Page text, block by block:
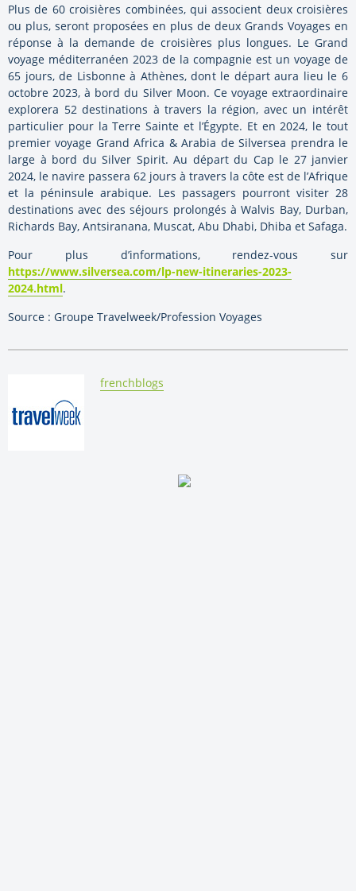
Plus de 60 croisières combinées, qui associent deux croisières
ou plus, seront proposées en plus de deux Grands Voyages en
réponse à la demande de croisières plus longues. Le Grand
voyage méditerranéen 2023 de la compagnie est un voyage de
65 jours, de Lisbonne à Athènes, dont le départ aura lieu le 6
octobre 2023, à bord du Silver Moon. Ce voyage extraordinaire
explorera 52 destinations à travers la région, avec un intérêt
particulier pour la Terre Sainte et l’Égypte. Et en 2024, le tout
premier voyage Grand Africa & Arabia de Silversea prendra le
large à bord du Silver Spirit. Au départ du Cap le 27 janvier
2024, le navire passera 62 jours à travers la côte est de l’Afrique
et la péninsule arabique. Les passagers pourront visiter 28
destinations avec des séjours prolongés à Walvis Bay, Durban,
Richards Bay, Antsiranana, Muscat, Abu Dhabi, Dhiba et Safaga.
Pour plus d’informations, rendez-vous sur
https://www.silversea.com/lp-new-itineraries-2023-
2024.html.
Source : Groupe Travelweek/Profession Voyages
By:
frenchblogs